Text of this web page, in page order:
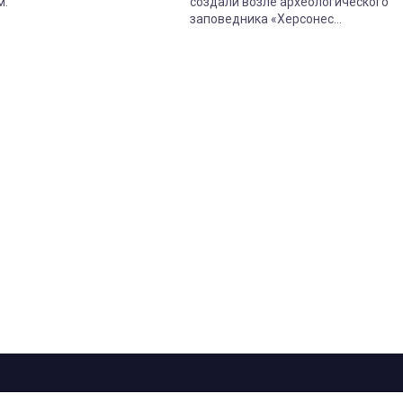
заповедника «Херсонес